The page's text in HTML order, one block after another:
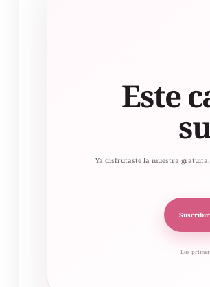
Este
Ya disfrutaste la muestra
Los